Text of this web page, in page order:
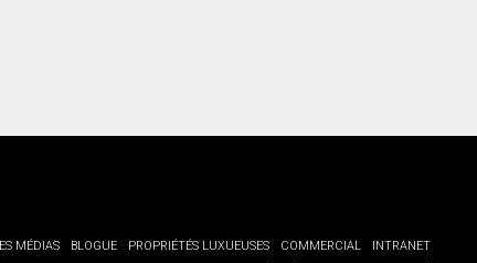
MÉDIAS BLOGUE PROPRIÉTÉS LUXUEUSES COMMERCIAL
INTRANET